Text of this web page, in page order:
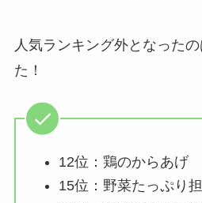
人気ランキング外となった
た！
12位：鶏のからあげ
15位：野菜たっぷり